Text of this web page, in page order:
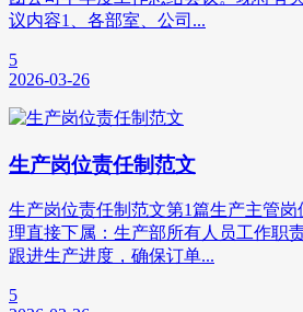
议内容1、各部室、公司...
5
2026-03-26
生产岗位责任制范文
生产岗位责任制范文第1篇生产主管
理直接下属：生产部所有人员工作职
跟进生产进度，确保订单...
5